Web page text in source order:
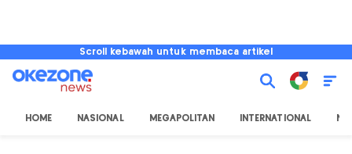
Scroll kebawah untuk membaca artikel
HOME NASIONAL MEGAPOLITAN INTERNATIONAL